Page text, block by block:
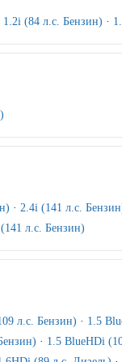
1.2i (84 л.с. Бензин) ·
· 2.4i (141 л.с.
л.с. Бензин)
л.с. Бензин) · 1.5
· 1.5 BlueHDi